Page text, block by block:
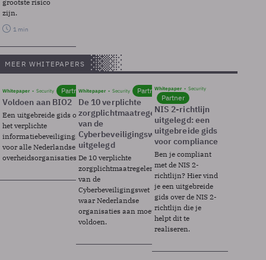
grootste risico
zijn.
1 min
MEER WHITEPAPERS
Whitepaper Security Partner
Voldoen aan BIO2
Een uitgebreide gids over BIO2,
het verplichte
informatiebeveiligingsframework
voor alle Nederlandse
overheidsorganisaties.
Whitepaper Security Partner
De 10 verplichte
zorgplichtmaatregelen
van de
Cyberbeveiligingswet
uitgelegd
De 10 verplichte
zorgplichtmaatregelen
van de
Cyberbeveiligingswet
waar Nederlandse
organisaties aan moeten
voldoen.
Whitepaper Security
Partner
NIS 2-richtlijn
uitgelegd: een
uitgebreide gids
voor compliance
Ben je compliant
met de NIS 2-
richtlijn? Hier vind
je een uitgebreide
gids over de NIS 2-
richtlijn die je
helpt dit te
realiseren.